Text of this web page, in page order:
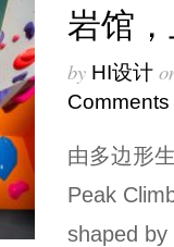
岩馆
by HI设计
Comments
由多边形
Peak
shaped